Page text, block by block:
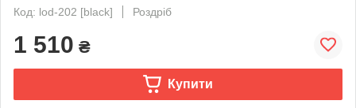
Код: lod-202 [black]
Роздріб
1 510 ₴
Купити